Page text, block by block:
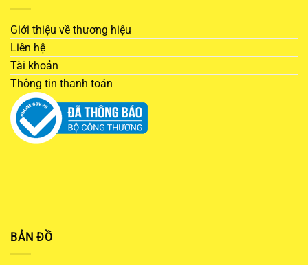
Giới thiệu về thương hiệu
Liên hệ
Tài khoản
Thông tin thanh toán
BẢN ĐỒ